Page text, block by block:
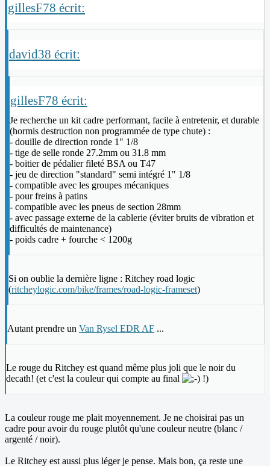
gillesF78 écrit:
david38 écrit:
gillesF78 écrit:
Je recherche un kit cadre performant, facile à entretenir, et durable
(hormis destruction non programmée de type chute) :
- douille de direction ronde 1" 1/8
- tige de selle ronde 27.2mm ou 31.8 mm
- boitier de pédalier fileté BSA ou T47
- jeu de direction "standard" semi intégré 1" 1/8
- compatible avec les groupes mécaniques
- pour freins à patins
- compatible avec les pneus de section 28mm
- avec passage externe de la cablerie (éviter bruits de vibration et
difficultés de maintenance)
- poids cadre + fourche < 1200g
Si on oublie la dernière ligne : Ritchey road logic
(ritcheylogic.com/bike/frames/road-logic-frameset)
Autant prendre un Van Rysel EDR AF ...
Le rouge du Ritchey est quand même plus joli que le noir du
decath! (et c'est la couleur qui compte au final
!)
La couleur rouge me plait moyennement. Je ne choisirai pas un
cadre pour avoir du rouge plutôt qu'une couleur neutre (blanc /
argenté / noir).
Le Ritchey est aussi plus léger je pense. Mais bon, ça reste une